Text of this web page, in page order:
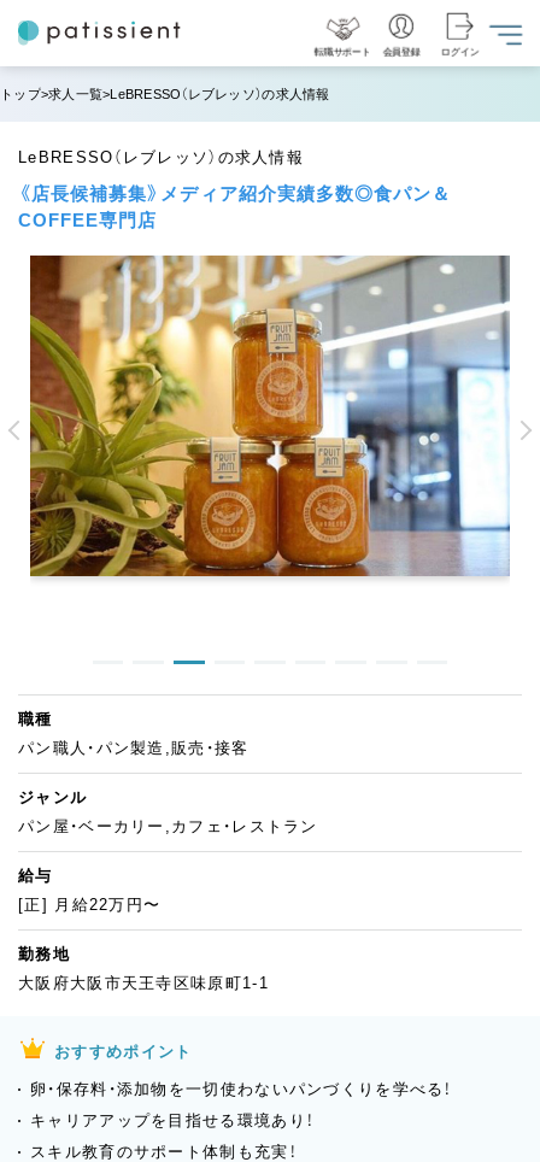
転職サポート 会員登録 ログイン
トップ 求人一覧 LeBRESSO（レブレッソ）の求人情報
LeBRESSO（レブレッソ）の求人情報
《店長候補募集》メディア紹介実績多数◎食パン＆
COFFEE専門店
職種
パン職人・パン製造,販売・接客
ジャンル
パン屋・ベーカリー,カフェ・レストラン
給与
[正] 月給22万円〜
勤務地
大阪府大阪市天王寺区味原町1-1
おすすめポイント
卵・保存料・添加物を一切使わないパンづくりを学べる！
キャリアアップを目指せる環境あり！
スキル教育のサポート体制も充実！